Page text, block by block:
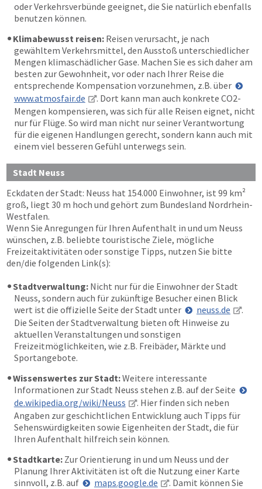
oder Verkehrsverbünde geeignet, die Sie natürlich ebenfalls
benutzen können.
Klimabewusst reisen: Reisen verursacht, je nach
gewähltem Verkehrsmittel, den Ausstoß unterschiedlicher
Mengen klimaschädlicher Gase. Machen Sie es sich daher am
besten zur Gewohnheit, vor oder nach Ihrer Reise die
entsprechende Kompensation vorzunehmen, z.B. über
www.atmosfair.de
. Dort kann man auch konkrete CO2-
Mengen kompensieren, was sich für alle Reisen eignet, nicht
nur für Flüge. So wird man nicht nur seiner Verantwortung
für die eigenen Handlungen gerecht, sondern kann auch mit
einem viel besseren Gefühl unterwegs sein.
Stadt Neuss
Eckdaten der Stadt: Neuss hat 154.000 Einwohner, ist 99 km²
groß, liegt 30 m hoch und gehört zum Bundesland Nordrhein-
Westfalen.
Wenn Sie Anregungen für Ihren Aufenthalt in und um Neuss
wünschen, z.B. beliebte touristische Ziele, mögliche
Freizeitaktivitäten oder sonstige Tipps, nutzen Sie bitte
den/die folgenden Link(s):
Stadtverwaltung: Nicht nur für die Einwohner der Stadt
Neuss, sondern auch für zukünftige Besucher einen Blick
wert ist die offizielle Seite der Stadt unter
neuss.de
.
Die Seiten der Stadtverwaltung bieten oft Hinweise zu
aktuellen Veranstaltungen und sonstigen
Freizeitmöglichkeiten, wie z.B. Freibäder, Märkte und
Sportangebote.
Wissenswertes zur Stadt:Weitere interessante
Informationen zur Stadt Neuss stehen z.B. auf der Seite
de.wikipedia.org/wiki/Neuss
. Hier finden sich neben
Angaben zur geschichtlichen Entwicklung auch Tipps für
Sehenswürdigkeiten sowie Eigenheiten der Stadt, die für
Ihren Aufenthalt hilfreich sein können.
Stadtkarte: Zur Orientierung in und um Neuss und der
Planung Ihrer Aktivitäten ist oft die Nutzung einer Karte
sinnvoll, z.B. auf
maps.google.de
. Damit können Sie